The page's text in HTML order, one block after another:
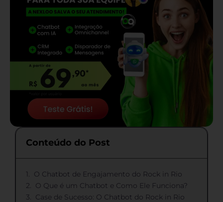
Conteúdo do Post
O Chatbot de Engajamento do Rock in Rio
O Que é um Chatbot e Como Ele Funciona?
Case de Sucesso: O Chatbot do Rock in Rio